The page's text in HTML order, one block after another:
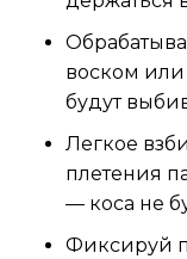
воском
будут
Легкое
плетения
— коса не
Фиксируй